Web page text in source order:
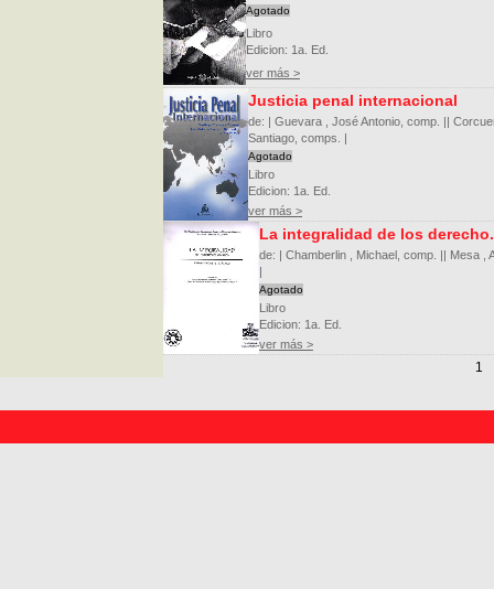
Agotado
Libro
Edicion: 1a. Ed.
ver más >
Justicia penal internacional
de: | Guevara , José Antonio, comp. ||
Santiago, comps. |
Agotado
Libro
Edicion: 1a. Ed.
ver más >
La integralidad de los
de: | Chamberlin , Michael, comp. || Mesa ,
|
Agotado
Libro
Edicion: 1a. Ed.
ver más >